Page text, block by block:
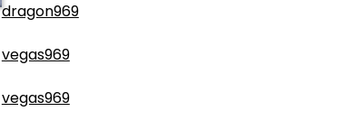
dragon969
vegas969
vegas969